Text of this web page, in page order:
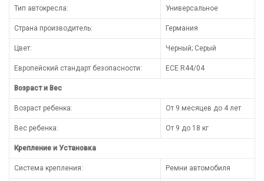
Тип автокресла: Универсальное
Страна производитель: Германия
Цвет: Черный; Серый
Европейский стандарт безопасности: ECE R44/04
Возраст и Вес
Возраст ребенка: От 9 месяцев до 4 лет
Вес ребенка: От 9 до 18 кг
Крепление и Установка
Система крепления: Ремни автомобиля